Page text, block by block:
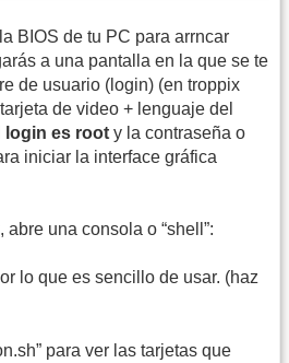
BIOS de tu PC para arrncar
a una pantalla en la que se te
de usuario (login) (en troppix
de video + lenguaje del
login es root y la contraseña o
iniciar la interface gráfica
una consola o “shell”:
lo que es sencillo de usar. (haz
para ver las tarjetas que